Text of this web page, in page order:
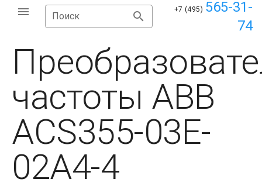
Поиск
+7 (495) 565-31-
74
частоты ABB
ACS355-03E-
02A4-4